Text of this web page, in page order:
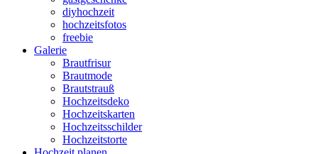
diyhochzeit
hochzeitsfotos
freebie
Galerie
Brautfrisur
Brautmode
Brautstrauß
Hochzeitsdeko
Hochzeitskarten
Hochzeitsschilder
Hochzeitstorte